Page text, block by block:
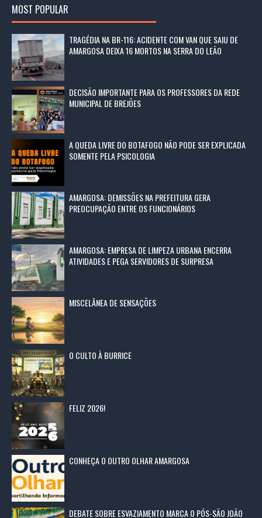
MOST POPULAR
TRAGÉDIA NA BR-116: ACIDENTE COM VAN QUE SAIU DE
AMARGOSA DEIXA 16 MORTOS NA SERRA DO LEÃO
DECISÃO IMPORTANTE PARA OS PROFESSORES DA REDE
MUNICIPAL DE BREJÕES
A QUEDA LIVRE DO BOTAFOGO NÃO PODE SER EXPLICADA
SOMENTE PELA PSICOLOGIA
AMARGOSA: DEMISSÕES NA PREFEITURA GERA
PREOCUPAÇÃO ENTRE OS FUNCIONÁRIOS
AMARGOSA: EMPRESA DE LIMPEZA URBANA ENCERRA
ATIVIDADES E PEGA SERVIDORES DE SURPRESA
MISCELÂNEA DE SENSAÇÕES
O CULTO À BURRICE
FELIZ 2026!
CONHEÇA O OUTRO OLHAR AMARGOSA
DEBATE SOBRE ESVAZIAMENTO MARCA O PÓS-SÃO JOÃO